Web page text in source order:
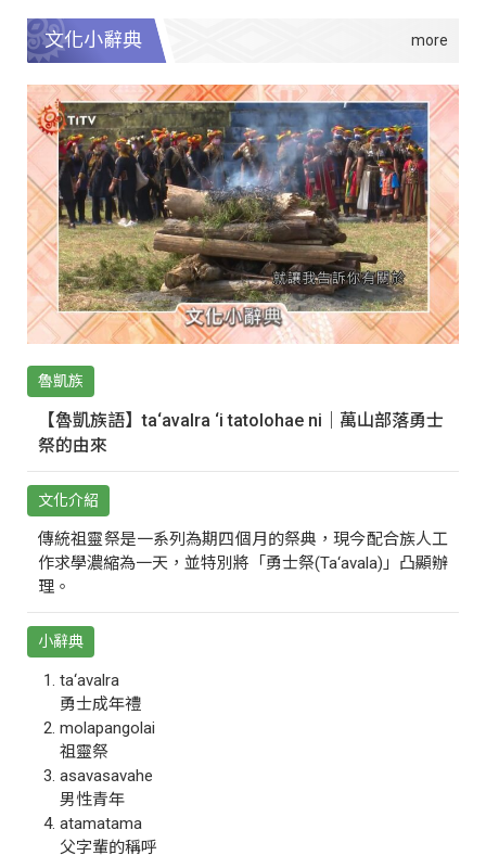
文化小辭典
魯凱族
【魯凱族語】ta‘avalra ‘i tatolohae ni｜萬山部落勇士
祭的由來
文化介紹
傳統祖靈祭是一系列為期四個月的祭典，現今配合族人工
作求學濃縮為一天，並特別將「勇士祭(Ta‘avala)」凸顯辦
理。
小辭典
ta‘avalra
勇士成年禮
molapangolai
祖靈祭
asavasavahe
男性青年
atamatama
父字輩的稱呼